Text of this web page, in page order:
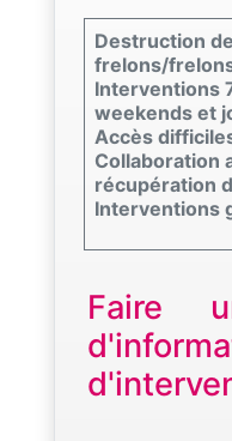
Destruction
frelons/
Interventions
weekends et
Accès
Collaboration
récupération
Interventions
Faire